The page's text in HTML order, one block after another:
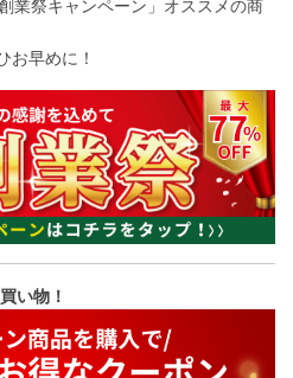
業祭キャンペーン」オススメの商
お早めに！
い物！